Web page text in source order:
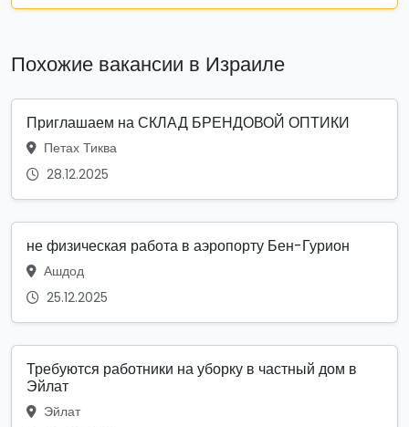
Похожие вакансии в Израиле
Приглашаем на СКЛАД БРЕНДОВОЙ ОПТИКИ
Петах Тиква
28.12.2025
не физическая работа в аэропорту Бен-Гурион
Ашдод
25.12.2025
Требуются работники на уборку в частный дом в
Эйлат
Эйлат